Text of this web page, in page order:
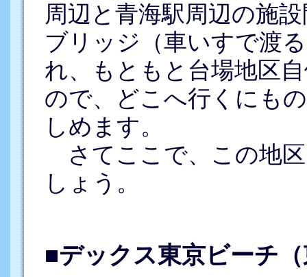
周辺と青海駅周辺の施
ブリッジ（車いすで渡
れ、もともと台場地区
ので、どこへ行くにも
しめます。
さてここで、この地
しょう。
■デックス東京ビーチ